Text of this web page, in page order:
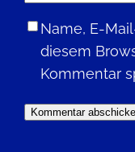
Name, E-
diesem
Kommentar